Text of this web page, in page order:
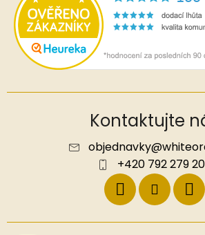
Kontaktujte
objednavky@
+420 792 279